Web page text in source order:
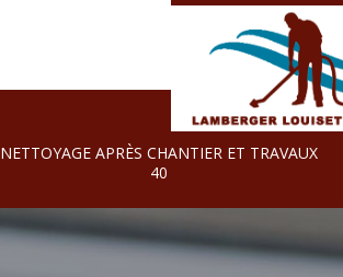
NETTOYAGE APRÈS CHANTIER ET TRAVAUX
40